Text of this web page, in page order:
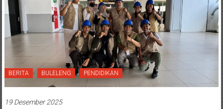
BERITA BULELENG PENDIDIKAN
19 Desember 2025